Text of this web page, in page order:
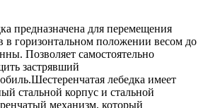
предназначена для перемещения
в горизонтальном положении весом до
Позволяет самостоятельно
застрявший
лебедка имеет
стальной корпус и стальной
механизм, который